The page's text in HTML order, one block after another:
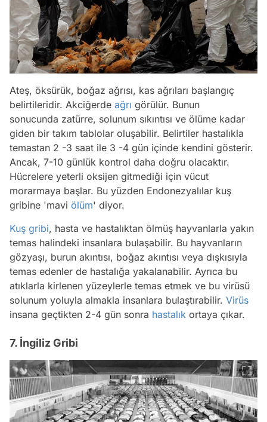
Ateş, öksürük, boğaz ağrısı, kas ağrıları başlangıç
belirtileridir. Akciğerde ağrı görülür. Bunun
sonucunda zatürre, solunum sıkıntısı ve ölüme kadar
giden bir takım tablolar oluşabilir. Belirtiler hastalıkla
temastan 2 -3 saat ile 3 -4 gün içinde kendini gösterir.
Ancak, 7-10 günlük kontrol daha doğru olacaktır.
Hücrelere yeterli oksijen gitmediği için vücut
morarmaya başlar. Bu yüzden Endonezyalılar kuş
gribine 'mavi ölüm' diyor.
Kuş gribi, hasta ve hastalıktan ölmüş hayvanlarla yakın
temas halindeki insanlara bulaşabilir. Bu hayvanların
gözyaşı, burun akıntısı, boğaz akıntısı veya dışkısıyla
temas edenler de hastalığa yakalanabilir. Ayrıca bu
atıklarla kirlenen yüzeylerle temas etmek ve bu virüsü
solunum yoluyla almakla insanlara bulaştırabilir. Virüs
insana geçtikten 2-4 gün sonra hastalık ortaya çıkar.
7. İngiliz Gribi